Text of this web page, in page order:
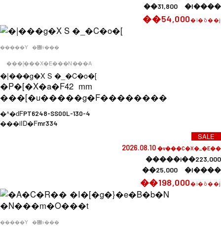
��31,800 �l����
��54,000�i�ō��j
�����Y �݌ɂ���
���[���X�E���N���A
�|���g�X S �_�C�o�[
�P�[�X�a�F42 mm
���[�u�����g�F��������
�^�ԁFPT6248-SS00L-130-4
���iID�Fmr334
SALE
2026.08.10 �v���C�X�_�E��
�����i��223,000
��25,000 �l����
��198,000�i�ō��j
�����Y �݌ɂ���